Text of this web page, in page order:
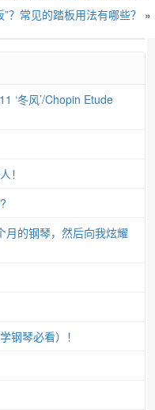
？常见的踏板用法有哪些？ »
‘冬风’/Chopin Etude
！
月的钢琴，然后向我炫耀
钢琴必看）！